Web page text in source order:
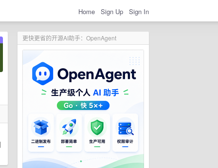
Home Sign Up Sign In
更快更省的开源AI助手：OpenAgent